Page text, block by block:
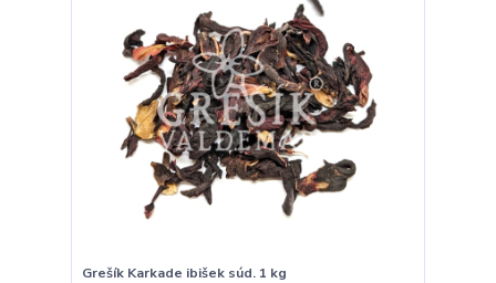
Grešík Karkade ibišek súd. 1 kg